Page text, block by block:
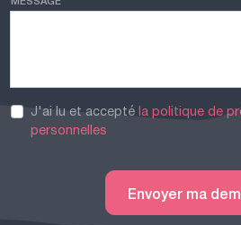
J'ai lu et acceptéla politique de
personnelles
Envoyer ma